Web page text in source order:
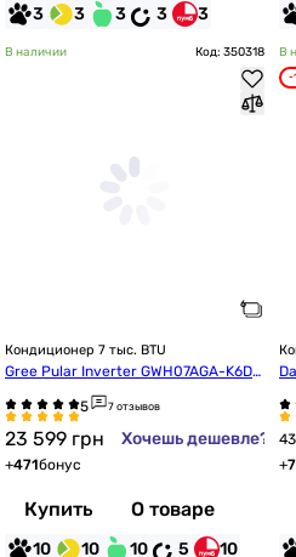
3 3 3 3 3
В наличии Код: 350318
Кондиционер 7 тыс. BTU
Gree Pular Inverter GWH07AGA-K6DN
7 отзывов
23 599 грн Хочешь дешевле?
+471бонус
Купить О товаре
10 10 10 5 10
В
-
+